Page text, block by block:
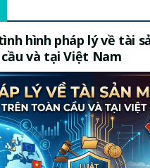
hình pháp lý về tài
và tại Việt Nam